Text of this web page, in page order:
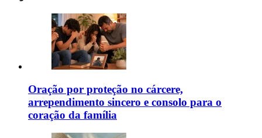
Oração por proteção no cárcere,
arrependimento sincero e consolo para o
coração da família